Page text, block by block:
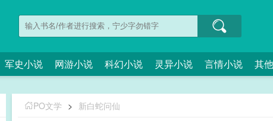
军史小说 网游小说 科幻小说 灵异小说 言情小说 其
PO文学 > 新白蛇问仙